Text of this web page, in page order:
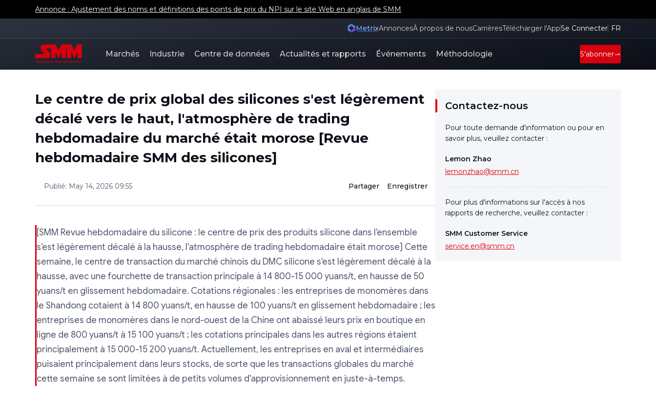
Annonce : Ajustement des noms et définitions des points de prix du NPI sur le site Web en anglais de SMM
MetrixAnnoncesÀ propos de nousCarrièresTélécharger l'AppSe Connecter FR
Marchés Industrie Centre de données Actualités et rapports Événements Méthodologie S'abonner
Le centre de prix global des silicones s'est légèrement
décalé vers le haut, l'atmosphère de trading
hebdomadaire du marché était morose [Revue
hebdomadaire SMM des silicones]
Publié: May 14, 2026 09:55 Partager Enregistrer
[SMM Revue hebdomadaire du silicone : le centre de prix des produits silicone dans l'ensemble
s'est légèrement décalé à la hausse, l'atmosphère de trading hebdomadaire était morose] Cette
semaine, le centre de transaction du marché chinois du DMC silicone s'est légèrement décalé à la
hausse, avec une fourchette de transaction principale à 14 800-15 000 yuans/t, en hausse de 50
yuans/t en glissement hebdomadaire. Cotations régionales : les entreprises de monomères dans
le Shandong cotaient à 14 800 yuans/t, en hausse de 100 yuans/t en glissement hebdomadaire ; les
entreprises de monomères dans le nord-ouest de la Chine ont abaissé leurs prix en boutique en
ligne de 800 yuans/t à 15 100 yuans/t ; les cotations principales dans les autres régions étaient
principalement à 15 000-15 200 yuans/t. Actuellement, les entreprises en aval et intermédiaires
puisaient principalement dans leurs stocks, de sorte que les transactions globales du marché
cette semaine se sont limitées à de petits volumes d'approvisionnement en juste-à-temps.
Contactez-nous
Pour toute demande d'information ou pour en
savoir plus, veuillez contacter :
Lemon Zhao
lemonzhao@smm.cn
Pour plus d'informations sur l'accès à nos
rapports de recherche, veuillez contacter :
SMM Customer Service
service.en@smm.cn